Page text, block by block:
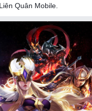
Quân Mobile.